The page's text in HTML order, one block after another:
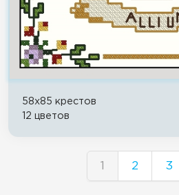
58x85 крестов
12 цветов
1 2 3